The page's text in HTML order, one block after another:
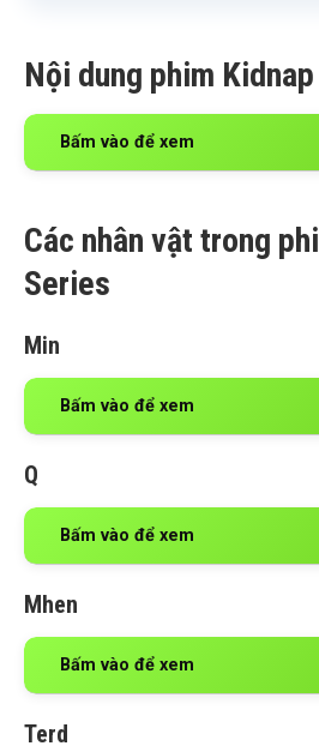
Nội dung phim
Bấm vào để xem
Các nhân vật trong
Series
Min
Bấm vào để xem
Q
Bấm vào để xem
Mhen
Bấm vào để xem
Terd